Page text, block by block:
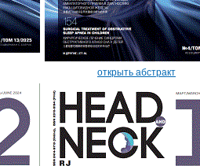
открыть абстракт